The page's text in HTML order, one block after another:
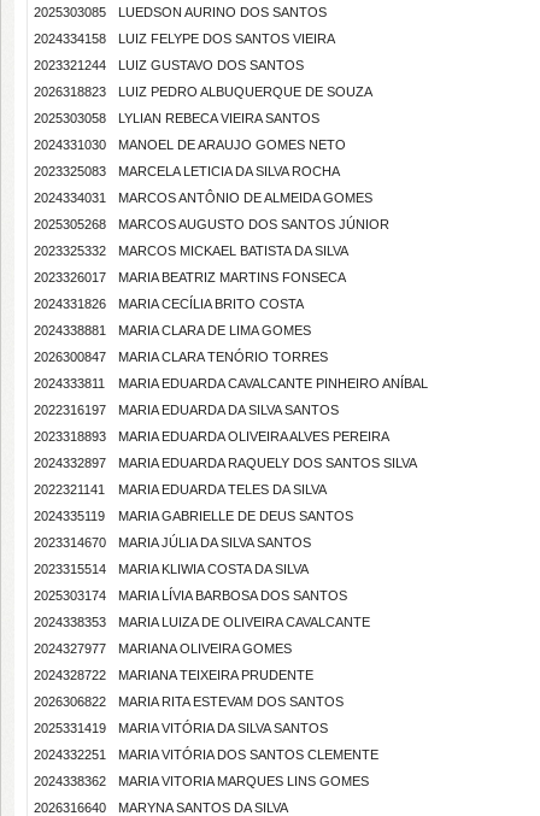
2025303085
LUEDSON AURINO DOS SANTOS
2024334158
LUIZ FELYPE DOS SANTOS VIEIRA
2023321244
LUIZ GUSTAVO DOS SANTOS
2026318823
LUIZ PEDRO ALBUQUERQUE DE SOUZA
2025303058
LYLIAN REBECA VIEIRA SANTOS
2024331030
MANOEL DE ARAUJO GOMES NETO
2023325083
MARCELA LETICIA DA SILVA ROCHA
2024334031
MARCOS ANTÔNIO DE ALMEIDA GOMES
2025305268
MARCOS AUGUSTO DOS SANTOS JÚNIOR
2023325332
MARCOS MICKAEL BATISTA DA SILVA
2023326017
MARIA BEATRIZ MARTINS FONSECA
2024331826
MARIA CECÍLIA BRITO COSTA
2024338881
MARIA CLARA DE LIMA GOMES
2026300847
MARIA CLARA TENÓRIO TORRES
2024333811
MARIA EDUARDA CAVALCANTE PINHEIRO ANÍBAL
2022316197
MARIA EDUARDA DA SILVA SANTOS
2023318893
MARIA EDUARDA OLIVEIRA ALVES PEREIRA
2024332897
MARIA EDUARDA RAQUELY DOS SANTOS SILVA
2022321141
MARIA EDUARDA TELES DA SILVA
2024335119
MARIA GABRIELLE DE DEUS SANTOS
2023314670
MARIA JÚLIA DA SILVA SANTOS
2023315514
MARIA KLIWIA COSTA DA SILVA
2025303174
MARIA LÍVIA BARBOSA DOS SANTOS
2024338353
MARIA LUIZA DE OLIVEIRA CAVALCANTE
2024327977
MARIANA OLIVEIRA GOMES
2024328722
MARIANA TEIXEIRA PRUDENTE
2026306822
MARIA RITA ESTEVAM DOS SANTOS
2025331419
MARIA VITÓRIA DA SILVA SANTOS
2024332251
MARIA VITÓRIA DOS SANTOS CLEMENTE
2024338362
MARIA VITORIA MARQUES LINS GOMES
2026316640
MARYNA SANTOS DA SILVA